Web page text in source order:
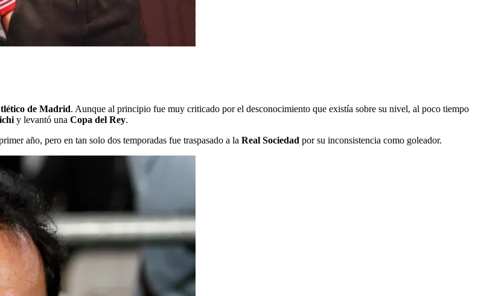
de Madrid. Aunque al principio fue muy criticado por el desconocimiento que existía sobre su nivel, al poco tiempo
y levantó una Copa del Rey.
año, pero en tan solo dos temporadas fue traspasado a la Real Sociedad por su inconsistencia como goleador.